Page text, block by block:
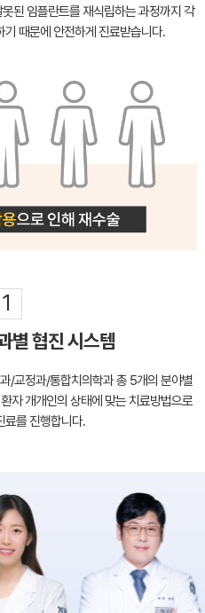
된 임플란트를 재식립하는 과정까지 각
때문에 안전하게 진료받습니다.
1
별 협진 시스템
/교정과/통합치의학과 총 5개의 분야별
자 개개인의 상태에 맞는 치료방법으로
료를 진행합니다.